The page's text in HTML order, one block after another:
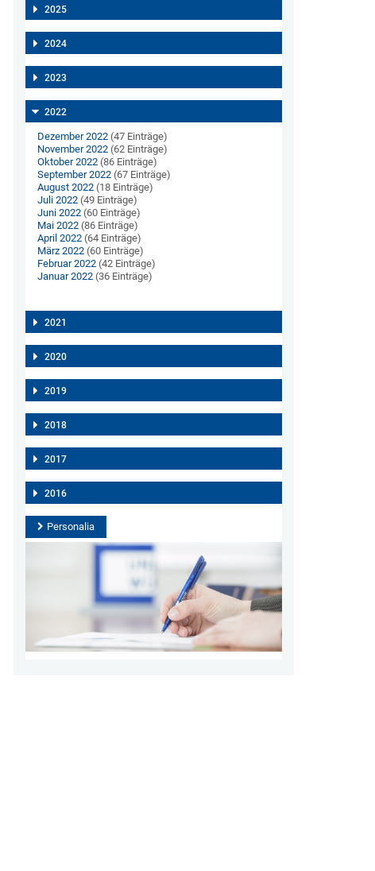
2025
2024
2023
2022
Dezember 2022(47 Einträge)
November 2022(62 Einträge)
Oktober 2022(86 Einträge)
September 2022(67 Einträge)
August 2022(18 Einträge)
Juli 2022(49 Einträge)
Juni 2022(60 Einträge)
Mai 2022(86 Einträge)
April 2022(64 Einträge)
März 2022(60 Einträge)
Februar 2022(42 Einträge)
Januar 2022(36 Einträge)
2021
2020
2019
2018
2017
2016
Personalia